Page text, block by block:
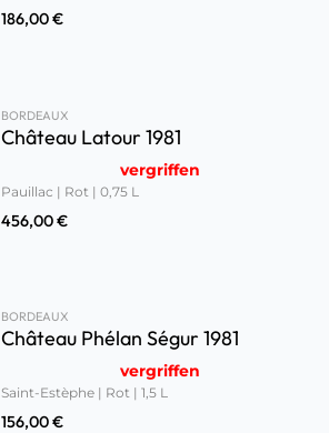
186,00€
BORDEAUX
Château Latour 1981
vergriffen
Pauillac | Rot | 0,75 L
456,00€
BORDEAUX
Château Phélan Ségur 1981
vergriffen
Saint-Estèphe | Rot | 1,5 L
156,00€